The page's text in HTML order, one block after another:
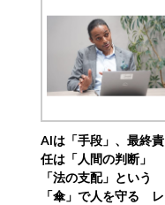
AIは「手段」、最終責
任は「人間の判断」
「法の支配」という
「傘」で人を守る レ